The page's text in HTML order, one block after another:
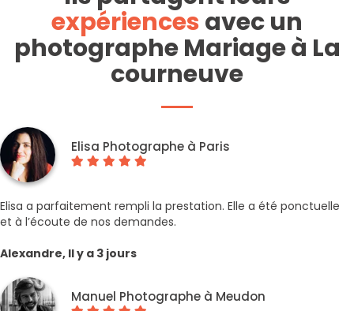
expériencesavec un
photographe Mariage à La
courneuve
Elisa Photographe à Paris
Elisa a parfaitement rempli la prestation. Elle a été ponctuelle
et à l’écoute de nos demandes.
Alexandre, Il y a 3 jours
Manuel Photographe à Meudon